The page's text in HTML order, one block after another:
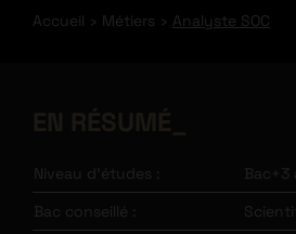
Accueil Métiers Analyste SOC
Niveau d’études :
Bac+3
Bac conseillé :